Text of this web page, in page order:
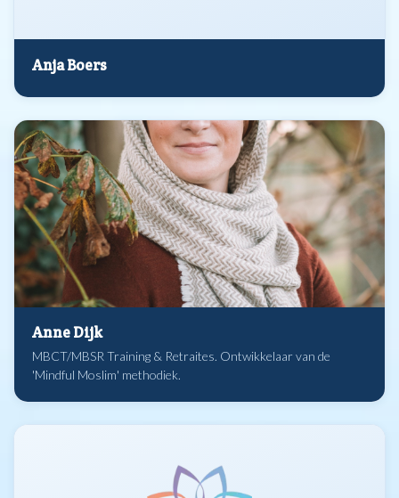
Anja Boers
Anne Dijk
MBCT/MBSR Training & Retraites. Ontwikkelaar van de
'Mindful Moslim' methodiek.